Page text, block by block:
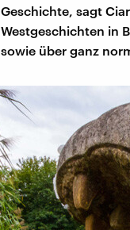
Geschichte, sagt
Westgeschichten in
sowie über ganz